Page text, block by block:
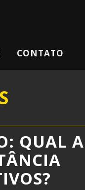
CONTATO
QUAL A